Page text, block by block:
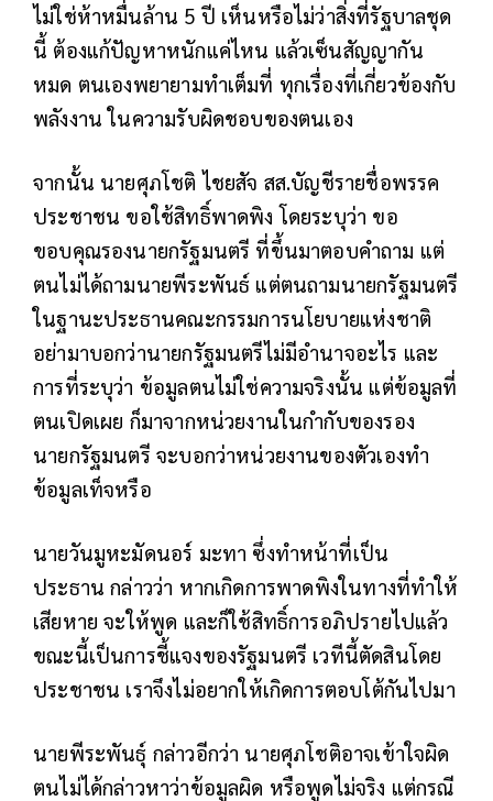
ไม่ใช่ห้าหมื่นล้าน 5 ปี เห็นหรือไม่ว่าสิ่งที่รัฐบาลชุด
นี้ ต้องแก้ปัญหาหนักแค่ไหน แล้วเซ็นสัญญากัน
หมด ตนเองพยายามทำเต็มที่ ทุกเรื่องที่เกี่ยวข้องกับ
พลังงาน ในความรับผิดชอบของตนเอง
จากนั้น นายศุภโชติ ไชยสัจ สส.บัญชีรายชื่อพรรค
ประชาชน ขอใช้สิทธิ์พาดพิง โดยระบุว่า ขอ
ขอบคุณรองนายกรัฐมนตรี ที่ขึ้นมาตอบคำถาม แต่
ตนไม่ได้ถามนายพีระพันธ์ แต่ตนถามนายกรัฐมนตรี
ในฐานะประธานคณะกรรมการนโยบายแห่งชาติ
อย่ามาบอกว่านายกรัฐมนตรีไม่มีอำนาจอะไร และ
การที่ระบุว่า ข้อมูลตนไม่ใช่ความจริงนั้น แต่ข้อมูลที่
ตนเปิดเผย ก็มาจากหน่วยงานในกำกับของรอง
นายกรัฐมนตรี จะบอกว่าหน่วยงานของตัวเองทำ
ข้อมูลเท็จหรือ
นายวันมูหะมัดนอร์ มะทา ซึ่งทำหน้าที่เป็น
ประธาน กล่าวว่า หากเกิดการพาดพิงในทางที่ทำให้
เสียหาย จะให้พูด และก็ใช้สิทธิ์การอภิปรายไปแล้ว
ขณะนี้เป็นการชี้แจงของรัฐมนตรี เวทีนี้ตัดสินโดย
ประชาชน เราจึงไม่อยากให้เกิดการตอบโต้กันไปมา
นายพีระพันธุ์ กล่าวอีกว่า นายศุภโชติอาจเข้าใจผิด
ตนไม่ได้กล่าวหาว่าข้อมูลผิด หรือพูดไม่จริง แต่กรณี